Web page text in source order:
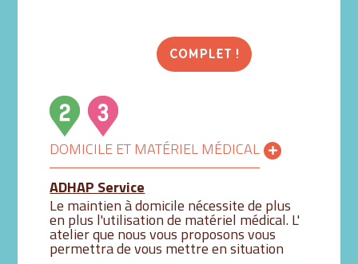
COMPLET !
DOMICILE ET MATÉRIEL MÉDICAL
ADHAP Service
Le maintien à domicile nécessite de plus
en plus l'utilisation de matériel médical. L'
atelier que nous vous proposons vous
permettra de vous mettre en situation